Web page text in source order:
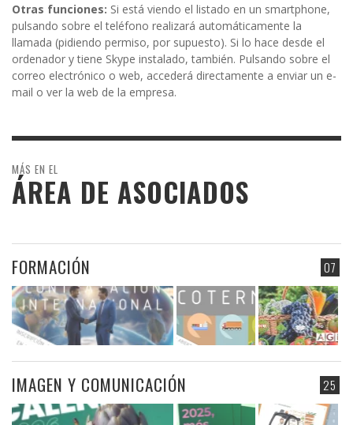
Otras funciones: Si está viendo el listado en un smartphone,
pulsando sobre el teléfono realizará automáticamente la
llamada (pidiendo permiso, por supuesto). Si lo hace desde el
ordenador y tiene Skype instalado, también. Pulsando sobre el
correo electrónico o web, accederá directamente a enviar un e-
mail o ver la web de la empresa.
MÁS EN EL
ÁREA DE ASOCIADOS
07
FORMACIÓN
25
IMAGEN Y COMUNICACIÓN